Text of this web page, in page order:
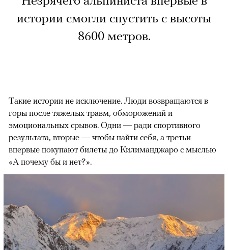
истории смогли спустить с высоты
8600 метров.
Такие истории не исключение. Люди возвращаются в
горы после тяжелых травм, обморожений и
эмоциональных срывов. Одни — ради спортивного
результата, вторые — чтобы найти себя, а третьи
впервые покупают билеты до Килиманджаро с мыслью
«А почему бы и нет?».